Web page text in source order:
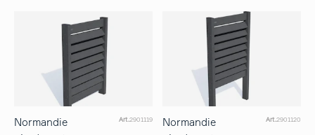
Normandie
Art.2901119
Normandie
Art.2901120